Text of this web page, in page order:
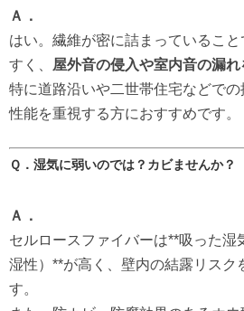
Ａ．
はい。繊維が密に詰まっているこ
すく、 屋外音の侵入や室内音の漏れ
特に道路沿いや二世帯住宅などで
性能を重視する方におすすめです。
Ｑ．湿気に弱いのでは？カビませんか？
Ａ．
セルロースファイバーは**吸った湿
湿性）**が高く、壁内の結露リスク
す。